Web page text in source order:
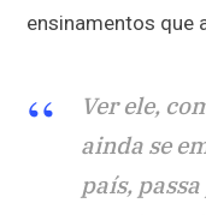
ensinamentos que
Ver ele,
ainda se
país,